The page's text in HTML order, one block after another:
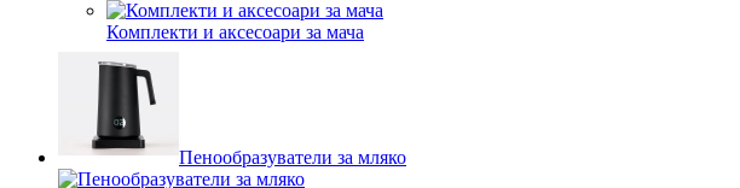
Комплекти и аксесоари за мача
Пенообразуватели за мляко